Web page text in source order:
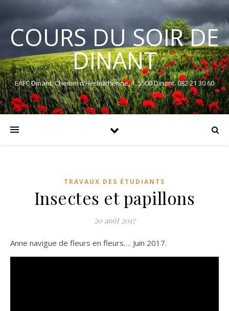
COURS DU SOIR DE
DINANT
EAFC Dinant. Chemin d'Herbuchenne, 1. 5500 Dinant. 082 21 30 60
TRAVAUX DES ÉTUDIANTS
Insectes et papillons
20 août 2017
Anne navigue de fleurs en fleurs…. Juin 2017.